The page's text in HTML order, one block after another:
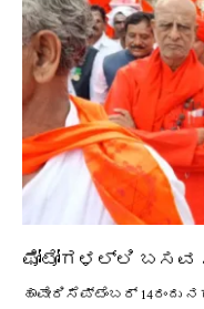
ಫೋಟೋಗಳಲ್ಲಿ ಬಸವ
ಹಾವೇರಿಸೆಪ್ಟೆಂಬರ್